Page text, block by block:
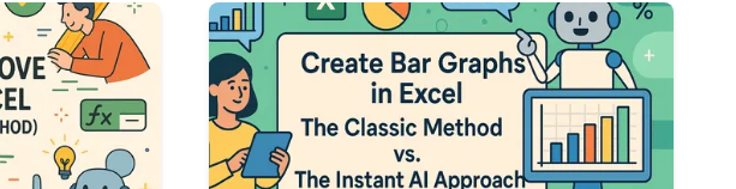
行。
收跟踪。
置和使用说明。
清洗的实用提示词。